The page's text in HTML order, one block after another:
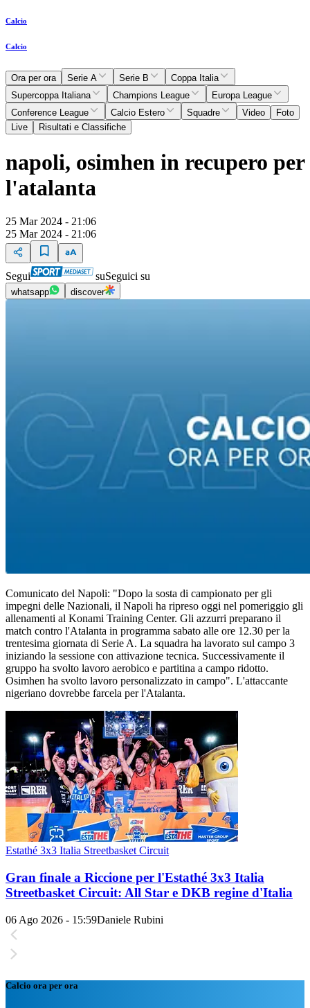
Calcio
Calcio
Ora per ora Serie A Serie B
Coppa Italia
Supercoppa Italiana
Champions League
Europa League
Conference League
Calcio Estero Squadre Video
Foto
Live
Risultati e Classifiche
napoli, osimhen in recupero per
l'atalanta
25 Mar 2024 - 21:06
25 Mar 2024 - 21:06
Segui suSeguici su
whatsapp discover
Comunicato del Napoli: "Dopo la sosta di campionato per gli
impegni delle Nazionali, il Napoli ha ripreso oggi nel pomeriggio gli
allenamenti al Konami Training Center. Gli azzurri preparano il
match contro l'Atalanta in programma sabato alle ore 12.30 per la
trentesima giornata di Serie A. La squadra ha lavorato sul campo 3
iniziando la sessione con attivazione tecnica. Successivamente il
gruppo ha svolto lavoro aerobico e partitina a campo ridotto.
Osimhen ha svolto lavoro personalizzato in campo". L'attaccante
nigeriano dovrebbe farcela per l'Atalanta.
Estathé 3x3 Italia Streetbasket Circuit
Gran finale a Riccione per l'Estathé 3x3 Italia
Streetbasket Circuit: All Star e DKB regine d'Italia
06 Ago 2026 - 15:59Daniele Rubini
Calcio ora per ora